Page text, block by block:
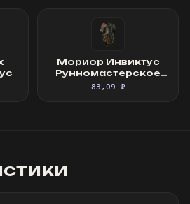
Мориор Инвиктус
Рунномастерское
Великолепное
83,09 ₽